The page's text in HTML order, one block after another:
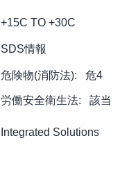
+15C TO +30C
SDS情報
危険物(消防法): 危4
労働安全衛生法: 該当
Integrated Solutions